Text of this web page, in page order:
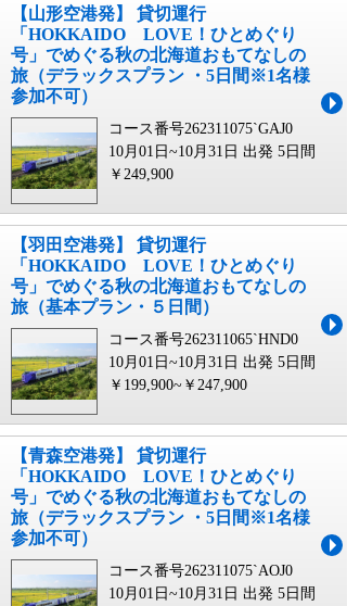
【山形空港発】 貸切運行
「HOKKAIDO LOVE！ひとめぐり
号」でめぐる秋の北海道おもてなしの
旅（デラックスプラン ・5日間※1名様
参加不可）
コース番号262311075`GAJ0
10月01日~10月31日 出発 5日間
￥249,900
【羽田空港発】 貸切運行
「HOKKAIDO LOVE！ひとめぐり
号」でめぐる秋の北海道おもてなしの
旅（基本プラン・５日間）
コース番号262311065`HND0
10月01日~10月31日 出発 5日間
￥199,900~￥247,900
【青森空港発】 貸切運行
「HOKKAIDO LOVE！ひとめぐり
号」でめぐる秋の北海道おもてなしの
旅（デラックスプラン ・5日間※1名様
参加不可）
コース番号262311075`AOJ0
10月01日~10月31日 出発 5日間